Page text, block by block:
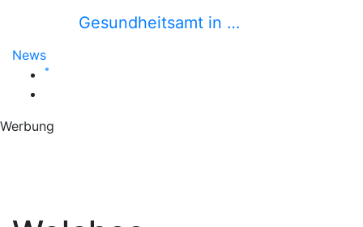
Gesundheitsamt in …
News
*
Werbung